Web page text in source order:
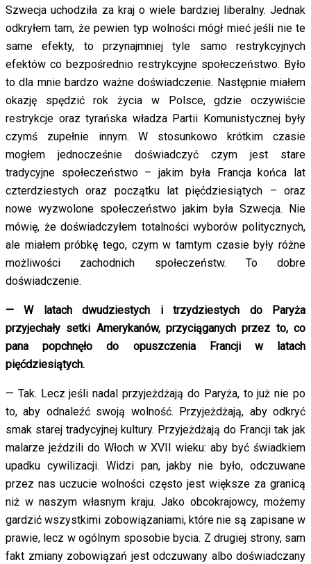
Szwecja uchodziła za kraj o wiele bardziej liberalny. Jednak
odkryłem tam, że pewien typ wolności mógł mieć jeśli nie te
same efekty, to przynajmniej tyle samo restrykcyjnych
efektów co bezpośrednio restrykcyjne społeczeństwo. Było
to dla mnie bardzo ważne doświadczenie. Następnie miałem
okazję spędzić rok życia w Polsce, gdzie oczywiście
restrykcje oraz tyrańska władza Partii Komunistycznej były
czymś zupełnie innym. W stosunkowo krótkim czasie
mogłem jednocześnie doświadczyć czym jest stare
tradycyjne społeczeństwo – jakim była Francja końca lat
czterdziestych oraz początku lat pięćdziesiątych – oraz
nowe wyzwolone społeczeństwo jakim była Szwecja. Nie
mówię, że doświadczyłem totalności wyborów politycznych,
ale miałem próbkę tego, czym w tamtym czasie były różne
możliwości zachodnich społeczeństw. To dobre
doświadczenie.
— W latach dwudziestych i trzydziestych do Paryża
przyjechały setki Amerykanów, przyciąganych przez to, co
pana popchnęło do opuszczenia Francji w latach
pięćdziesiątych.
— Tak. Lecz jeśli nadal przyjeżdżają do Paryża, to już nie po
to, aby odnaleźć swoją wolność. Przyjeżdżają, aby odkryć
smak starej tradycyjnej kultury. Przyjeżdżają do Francji tak jak
malarze jeździli do Włoch w XVII wieku: aby być świadkiem
upadku cywilizacji. Widzi pan, jakby nie było, odczuwane
przez nas uczucie wolności często jest większe za granicą
niż w naszym własnym kraju. Jako obcokrajowcy, możemy
gardzić wszystkimi zobowiązaniami, które nie są zapisane w
prawie, lecz w ogólnym sposobie bycia. Z drugiej strony, sam
fakt zmiany zobowiązań jest odczuwany albo doświadczany